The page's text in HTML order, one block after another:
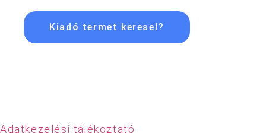
Kiadó termet keresel?
Adatkezelési tájékoztató